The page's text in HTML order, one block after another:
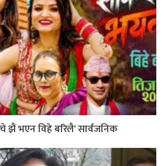
झैं भएन विहे बरिलै’ सार्वजनिक